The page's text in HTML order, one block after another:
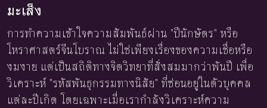
มะเส็ง
การทำความเข้าใจความสัมพันธ์ผ่าน "ปีนักษัตร" หรือ
โหราศาสตร์จีนโบราณ ไม่ใช่เพียงเรื่องของความเชื่อหรือ
งมงาย แต่เป็นสถิติทางจิตวิทยาที่สั่งสมมากว่าพันปี เพื่อ
วิเคราะห์ "รหัสพันธุกรรมทางนิสัย" ที่ซ่อนอยู่ในตัวบุคคล
แต่ละปีเกิด โดยเฉพาะเมื่อเรากำลังวิเคราะห์ความ